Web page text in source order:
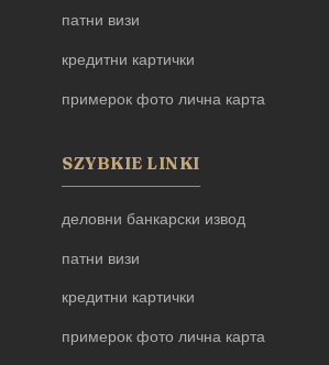
патни визи
кредитни картички
примерок фото лична карта
SZYBKIE LINKI
деловни банкарски извод
патни визи
кредитни картички
примерок фото лична карта